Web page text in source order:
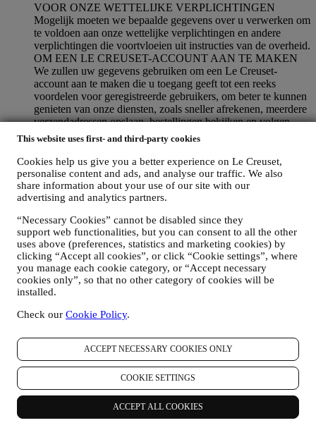
This website uses first- and third-party cookies
Cookies help us give you a better experience on Le Creuset,
personalise content and ads, and analyse our traffic. We also
share information about your use of our site with our
advertising and analytics partners.
“Necessary Cookies” cannot be disabled since they
support web functionalities, but you can consent to all the other
uses above (preferences, statistics and marketing cookies) by
clicking “Accept all cookies”, or click “Cookie settings”, where
you manage each cookie category, or “Accept necessary
cookies only”, so that no other category of cookies will be
installed.
Check our Cookie Policy.
ACCEPT NECESSARY COOKIES ONLY
COOKIE SETTINGS
ACCEPT ALL COOKIES
VOOR ONZE WETTELIJKE VERPLICHTINGEN
Mogelijk moeten we bepaalde gegevens over u verwerken om
te voldoen aan onze wettelijke verplichtingen en andere
verplichtingen die voortvloeien uit instructies van de overheid.
OM EEN LE CREUSET-ACCOUNT AAN TE MAKEN
We zullen uw gegevens gebruiken om een Le Creuset-
account aan te maken die u toegang geeft tot een reeks
voordelen voor geregistreerde gebruikers, om beter te kunnen
genieten van onze diensten, zoals sneller afrekenen, meerdere
verzendadressen opslaan, bestellingen bekijken en volgen.
Elke verwerkingsactiviteit is vereist om ons in staat te stellen
deze diensten aan u als Le Creuset-accounthouder te leveren.
OM UW BESTELLINGEN TE BEHEREN EN OM ONZE
PRODUCTEN, DIENSTEN EN ASSISTENTIE AAN U
TE LEVEREN
Wij zullen uw gegevens gebruiken om onze contractuele
gebruik van de Website, eventuele latere hulp na de verkoop
of uw deelname aan onze wedstrijden te beheren. Mogelijk
moeten we bepaalde gegevens over u verwerken voor onze
administratieve doeleinden die verband houden met onze
contractuele relatie met u, zoals de boekhouding, facturering
en controle, verificatie van betaalkaarten, fraudescreening,
veiligheid, beveiliging, systeemtests, onderhoud en statistische
analyse. Af en toe moeten we mogelijk om administratieve of
om u een bevestiging van uw aankoop te sturen. We zullen
uw persoonsgegevens ook gebruiken om uw verzoeken te
beantwoorden die via onze Websiteformulieren of andere
kanalen worden verzonden. Deze verwerkingsactiviteit is
vereist om ons in staat te stellen onze diensten aan u te
leveren. Wij kunnen uw gegevens verwerken op basis van
ons legitiem belang (naar behoren rekening houdend met uw